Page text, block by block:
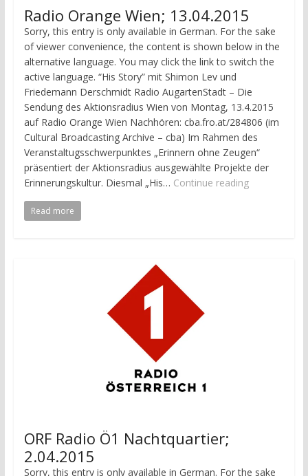
Radio Orange Wien; 13.04.2015
Sorry, this entry is only available in German. For the sake
of viewer convenience, the content is shown below in the
alternative language. You may click the link to switch the
active language. “His Story” mit Shimon Lev und
Friedemann Derschmidt Radio AugartenStadt – Die
Sendung des Aktionsradius Wien von Montag, 13.4.2015
auf Radio Orange Wien Nachhören: cba.fro.at/284806 (im
Cultural Broadcasting Archive – cba) Im Rahmen des
Veranstaltugsschwerpunktes „Erinnern ohne Zeugen“
präsentiert der Aktionsradius ausgewählte Projekte der
Erinnerungskultur. Diesmal „His… Continue reading
Read more
ORF Radio Ö1 Nachtquartier;
2.04.2015
Sorry, this entry is only available in German. For the sake